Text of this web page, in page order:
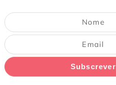
Subscrever